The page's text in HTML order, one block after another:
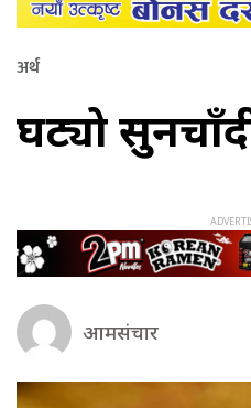
अर्थ
घट्यो
आमसंचार